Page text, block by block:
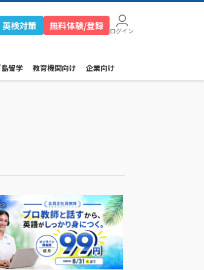
英検対策 無料体験/登録 ログイン
留学 教育機関向け 企業向け